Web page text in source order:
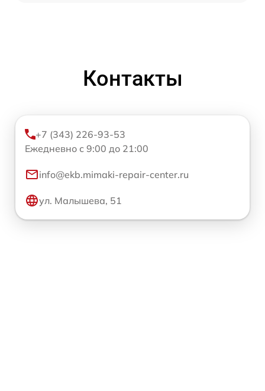
Контакты
+7 (343) 226-93-53
Ежедневно с 9:00 до 21:00
info@ekb.mimaki-repair-center.ru
ул. Малышева, 51